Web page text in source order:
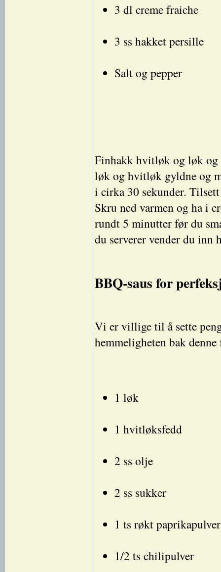
3 dl creme fraiche
3 ss hakket persille
Salt og pepper
Finhakk hvitløk og løk og
løk og hvitløk gyldne og
i cirka 30 sekunder.
Skru ned varmen og ha i
rundt 5 minutter før du
du serverer vender du
BBQ-saus for
Vi er villige til å sette
hemmeligheten bak
1 løk
1 hvitløksfedd
2 ss olje
2 ss sukker
1 ts røkt paprikapulver
1/2 ts chilipulver